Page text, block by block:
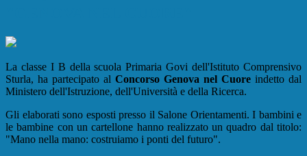
La classe I B della scuola Primaria Govi dell'Istituto Comprensivo
Sturla, ha partecipato al Concorso Genova nel Cuore indetto dal
Ministero dell'Istruzione, dell'Università e della Ricerca.
Gli elaborati sono esposti presso il Salone Orientamenti. I bambini e
le bambine con un cartellone hanno realizzato un quadro dal titolo:
"Mano nella mano: costruiamo i ponti del futuro".